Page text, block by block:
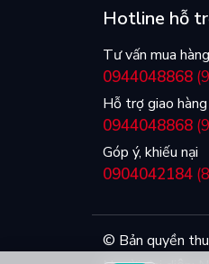
Hotline hỗ
Tư vấn mua
0944048868
Hỗ trợ giao hàng
0944048868
Góp ý, khiếu nại
0904042184
© Bản quyền